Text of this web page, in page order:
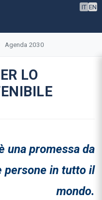
IT EN
Agenda 2030
LO
una promessa da
persone in tutto il
mondo.